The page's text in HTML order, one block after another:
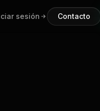
sesión Contacto